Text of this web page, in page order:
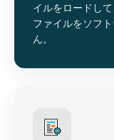
イルをロードし
ファイルをソフ
ん。